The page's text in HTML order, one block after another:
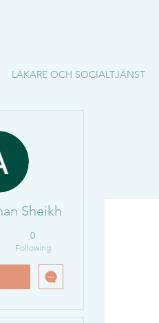
LÄKARE OCH SOCIALTJÄNST
Sheikh
0
Following